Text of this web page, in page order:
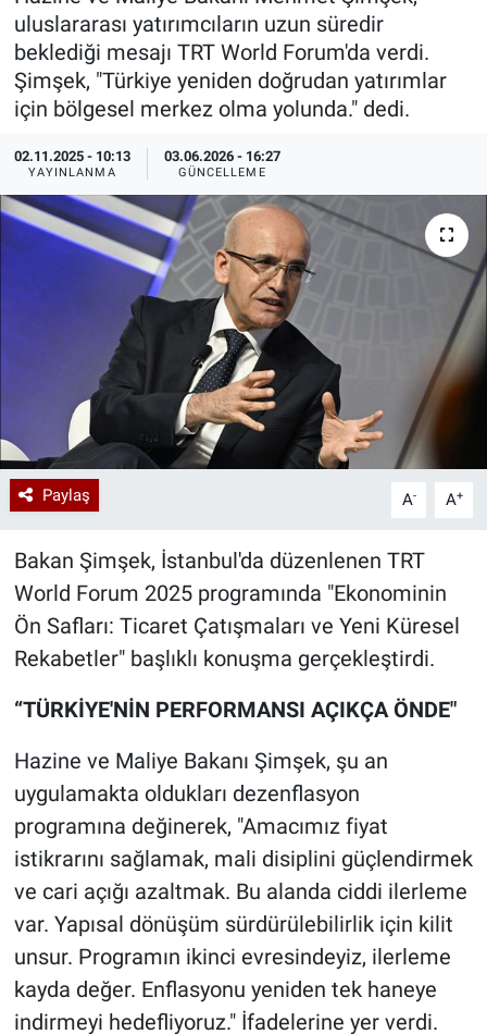
uluslararası yatırımcıların uzun süredir
beklediği mesajı TRT World Forum'da verdi.
Şimşek, "Türkiye yeniden doğrudan yatırımlar
için bölgesel merkez olma yolunda." dedi.
02.11.2025 - 10:13
YAYINLANMA
03.06.2026 - 16:27
GÜNCELLEME
Paylaş A- A+
Bakan Şimşek, İstanbul'da düzenlenen TRT
World Forum 2025 programında "Ekonominin
Ön Safları: Ticaret Çatışmaları ve Yeni Küresel
Rekabetler" başlıklı konuşma gerçekleştirdi.
“TÜRKİYE'NİN PERFORMANSI AÇIKÇA ÖNDE"
Hazine ve Maliye Bakanı Şimşek, şu an
uygulamakta oldukları dezenflasyon
programına değinerek, "Amacımız fiyat
istikrarını sağlamak, mali disiplini güçlendirmek
ve cari açığı azaltmak. Bu alanda ciddi ilerleme
var. Yapısal dönüşüm sürdürülebilirlik için kilit
unsur. Programın ikinci evresindeyiz, ilerleme
kayda değer. Enflasyonu yeniden tek haneye
indirmeyi hedefliyoruz." İfadelerine yer verdi.
Özel Haberler
Yazarlar
Dünya
Medya
Özel Haberler
Kadın
Erişim Bilgileri
Teknoloji
Ramazan
Haber Arşivi